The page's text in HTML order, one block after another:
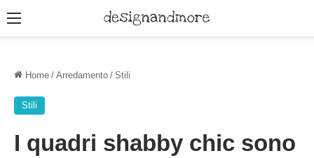
Menu
Home / Arredamento / Stili
Stili
I quadri shabby chic sono